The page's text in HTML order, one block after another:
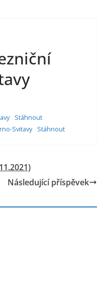
Stáhnout
Svitavy
Stáhnout
Následující příspěvek